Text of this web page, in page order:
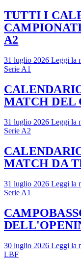
TUTTI I
A2
31 luglio 2026 Leggi la
Serie A1
MATCH DEL
31 luglio 2026 Leggi la
Serie A2
MATCH DA
31 luglio 2026 Leggi la
Serie A1
30 luglio 2026 Leggi la
LBF